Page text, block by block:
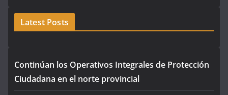
Latest Posts
Continúan los Operativos Integrales de Protección
Ciudadana en el norte provincial